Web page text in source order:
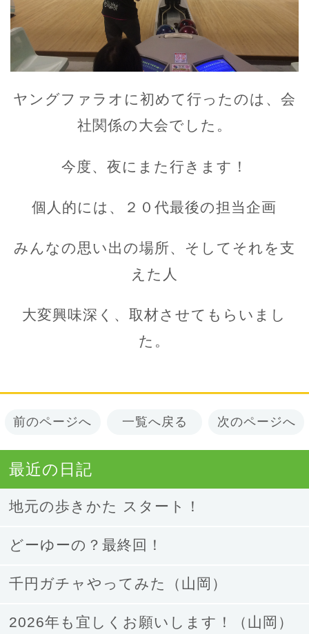
ヤングファラオに初めて行ったのは、会
社関係の大会でした。
今度、夜にまた行きます！
個人的には、２０代最後の担当企画
みんなの思い出の場所、そしてそれを支
えた人
大変興味深く、取材させてもらいまし
た。
前のページへ 一覧へ戻る 次のページへ
最近の日記
地元の歩きかた スタート！
どーゆーの？最終回！
千円ガチャやってみた（山岡）
2026年も宜しくお願いします！（山岡）